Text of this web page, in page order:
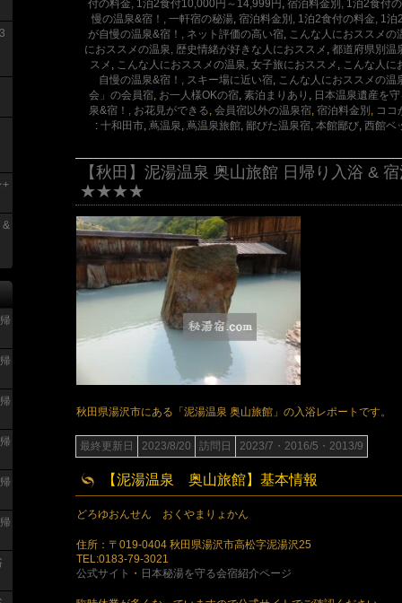
付の料金, 1泊2食付10,000円～14,999円 宿泊料金別, 1泊2食付
慢の温泉&宿！, 一軒宿の秘湯 宿泊料金別, 1泊2食付の料金, 1
が自慢の温泉&宿！, ネット評価の高い宿
こんな人におススメ
におススメの温泉, 歴史情緒が好きな人におススメ 都道府県別温
スメ
こんな人におススメの温泉, 女子旅におススメ
こんな人に
自慢の温泉&宿！, スキー場に近い宿
こんな人におススメの温
会」の会員宿 お一人様OKの宿 素泊まりあり
日本温泉遺産を
泉&宿！, お花見ができる 会員宿以外の温泉宿 宿泊料金別
ココ
: 十和田市 蔦温泉 蔦温泉旅館 鄙びた温泉宿 本館鄙び 西館ベ
【秋田】泥湯温泉 奥山旅館 日帰り入浴 &
★★★★
秋田県湯沢市にある「泥湯温泉 奥山旅館」の入浴レポートです。
最終更新日 2023/8/20 訪問日 2023/7・2016/5・2013/9
【泥湯温泉 奥山旅館】基本情報
どろゆおんせん おくやまりょかん
住所：〒019-0404 秋田県湯沢市高松字泥湯沢25
TEL:0183-79-3021
公式サイト ・ 日本秘湯を守る会宿紹介ページ
&